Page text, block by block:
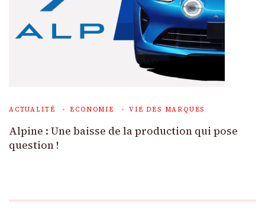
ACTUALITÉ ECONOMIE VIE DES MARQUES
Alpine : Une baisse de la production qui pose
question !